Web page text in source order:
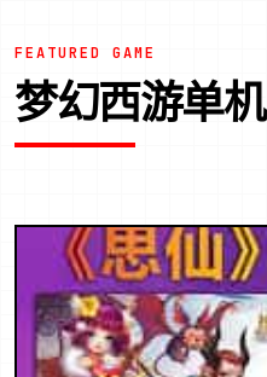
FEATURED GAME
梦幻西游单机